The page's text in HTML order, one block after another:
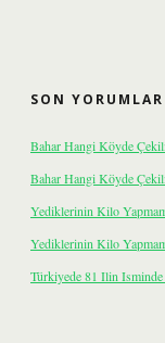
SON YORUMLAR
Bahar Hangi Köyde
Bahar Hangi Köyde
Yediklerinin Kilo
Yediklerinin Kilo
Türkiyede 81 Ilin